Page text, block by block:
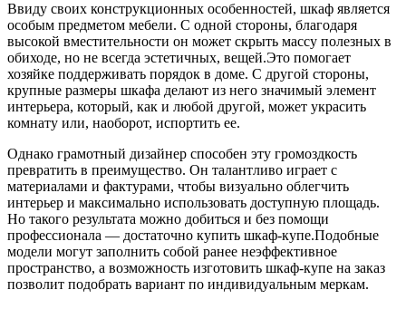
Ввиду своих конструкционных особенностей, шкаф является
особым предметом мебели. С одной стороны, благодаря
высокой вместительности он может скрыть массу полезных в
обиходе, но не всегда эстетичных, вещей.Это помогает
хозяйке поддерживать порядок в доме. С другой стороны,
крупные размеры шкафа делают из него значимый элемент
интерьера, который, как и любой другой, может украсить
комнату или, наоборот, испортить ее.
Однако грамотный дизайнер способен эту громоздкость
превратить в преимущество. Он талантливо играет с
материалами и фактурами, чтобы визуально облегчить
интерьер и максимально использовать доступную площадь.
Но такого результата можно добиться и без помощи
профессионала — достаточно купить шкаф-купе.Подобные
модели могут заполнить собой ранее неэффективное
пространство, а возможность изготовить шкаф-купе на заказ
позволит подобрать вариант по индивидуальным меркам.